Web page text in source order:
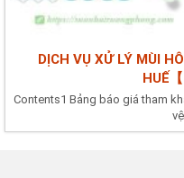
DỊCH VỤ XỬ LÝ MÙI
HUẾ
Contents1 Bảng báo giá tham